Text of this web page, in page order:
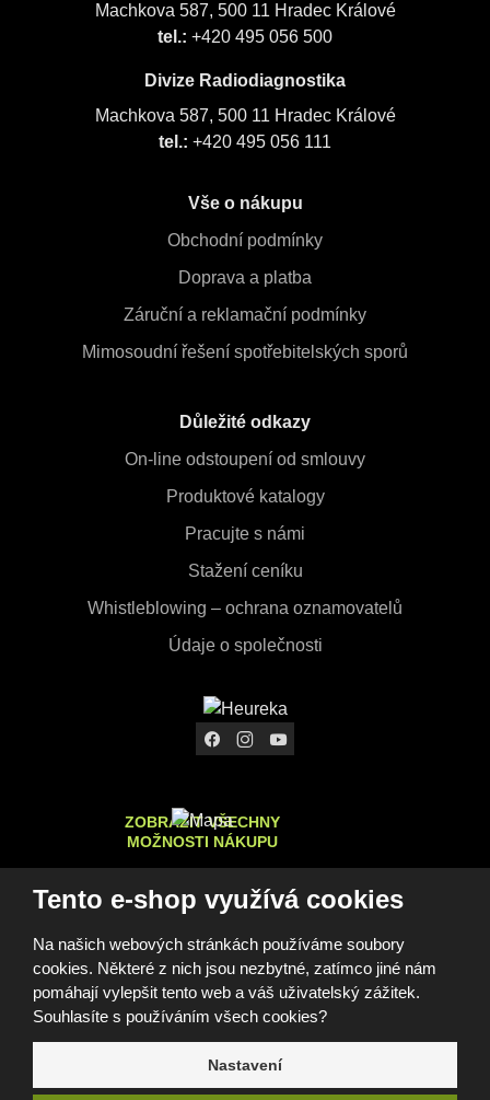
Tento e-shop využívá cookies
Na našich webových stránkách používáme soubory
cookies. Některé z nich jsou nezbytné, zatímco jiné nám
pomáhají vylepšit tento web a váš uživatelský zážitek.
Souhlasíte s používáním všech cookies?
Nastavení
Machkova 587, 500 11 Hradec Králové
tel.: +420 495 056 500
Divize Radiodiagnostika
Machkova 587, 500 11 Hradec Králové
tel.: +420 495 056 111
Vše o nákupu
Obchodní podmínky
Doprava a platba
Záruční a reklamační podmínky
Mimosoudní řešení spotřebitelských sporů
Důležité odkazy
On-line odstoupení od smlouvy
Produktové katalogy
Pracujte s námi
Stažení ceníku
Whistleblowing – ochrana oznamovatelů
Údaje o společnosti
ZOBRAZIT VŠECHNY
MOŽNOSTI NÁKUPU
© 2026, FOMEI s.r.o.
Prohlášení o přístupnostiMapa stránekGDPR Cookies
Nastavení cookies
Tento web je chráněn pomocí Google ReCAPTCHA a platí pro
zásady ochrany osobních údajů